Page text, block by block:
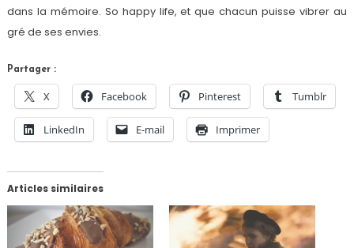
dans la mémoire. So happy life, et que chacun puisse vibrer au
gré de ses envies.
Partager :
X Facebook Pinterest Tumblr
LinkedIn E-mail Imprimer
Articles similaires